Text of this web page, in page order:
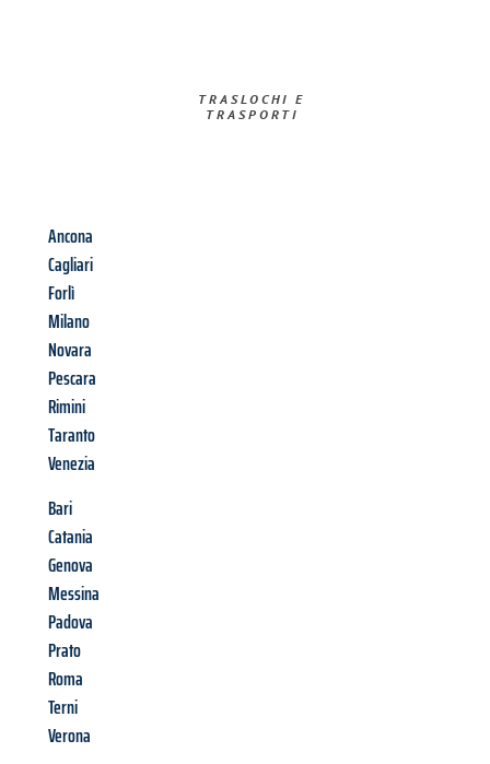
TRASLOCHI E
TRASPORTI​
Ancona
Cagliari
Forlì
Milano
Novara
Pescara
Rimini
Taranto
Venezia
Bari
Catania
Genova
Messina
Padova
Prato
Roma
Terni
Verona